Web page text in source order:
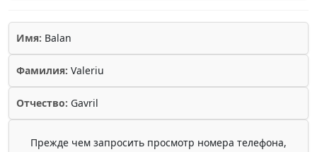
Имя: Balan
Фамилия: Valeriu
Отчество: Gavril
Прежде чем запросить просмотр номера телефона,